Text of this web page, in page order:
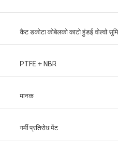
कैट डकोटा कोबेलको काटो हुंडई वोल्वो
PTFE + NBR
मानक
गर्मी प्रतिरोध पेंट